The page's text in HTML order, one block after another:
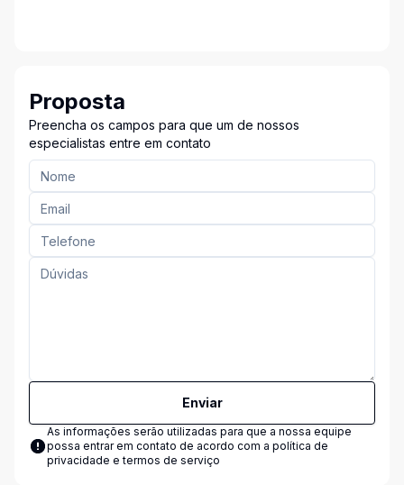
Proposta
Preencha os campos para que um de nossos
especialistas entre em contato
Enviar
As informações serão utilizadas para que a nossa equipe
possa entrar em contato de acordo com a política de
privacidade e termos de serviço